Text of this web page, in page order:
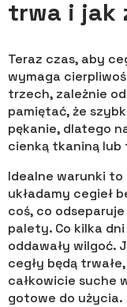
trwa i jak
Teraz czas, aby
wymaga
trzech, zależnie
pamiętać, że
pękanie, dlatego
cienką tkaniną lub
Idealne warunki to
układamy cegieł
coś, co
palety. Co kilka
oddawały wilgoć.
cegły będą
całkowicie suche
gotowe do użycia.